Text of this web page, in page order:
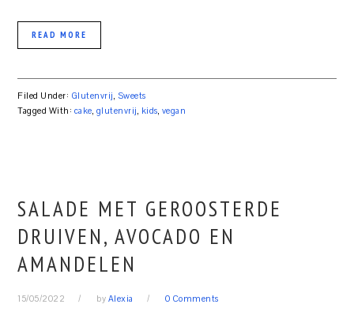
READ MORE
Filed Under: Glutenvrij Sweets
Tagged With: cake glutenvrij kids vegan
SALADE MET GEROOSTERDE
DRUIVEN, AVOCADO EN
AMANDELEN
15/05/2022 by Alexia 0 Comments